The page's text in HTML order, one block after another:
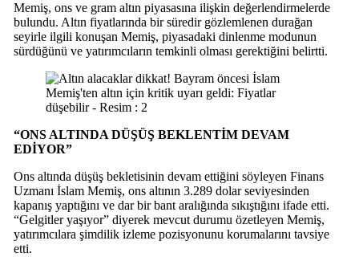
Memiş, ons ve gram altın piyasasına ilişkin değerlendirmelerde
bulundu. Altın fiyatlarında bir süredir gözlemlenen durağan
seyirle ilgili konuşan Memiş, piyasadaki dinlenme modunun
sürdüğünü ve yatırımcıların temkinli olması gerektiğini belirtti.
“ONS ALTINDA DÜŞÜŞ BEKLENTİM DEVAM
EDİYOR”
Ons altında düşüş bekletisinin devam ettiğini söyleyen Finans
Uzmanı İslam Memiş, ons altının 3.289 dolar seviyesinden
kapanış yaptığını ve dar bir bant aralığında sıkıştığını ifade etti.
“Gelgitler yaşıyor” diyerek mevcut durumu özetleyen Memiş,
yatırımcılara şimdilik izleme pozisyonunu korumalarını tavsiye
etti.